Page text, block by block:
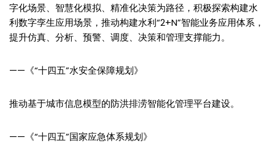
字化场景、智慧化模拟、精准化决策为路径，积极探索构建水
利数字孪生应用场景，推动构建水利“2+N”智能业务应用体系，
提升仿真、分析、预警、调度、决策和管理支撑能力。
——《“十四五”水安全保障规划》
推动基于城市信息模型的防洪排涝智能化管理平台建设。
——《“十四五”国家应急体系规划》